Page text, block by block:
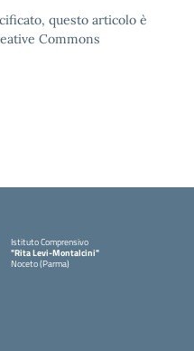
questo articolo è
Commons
Istituto Comprensivo
"Rita Levi-Montalcini"
Noceto (Parma)